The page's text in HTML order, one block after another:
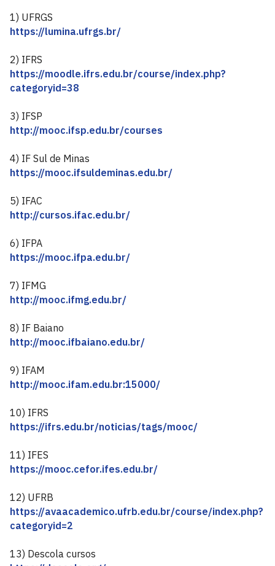
1) UFRGS
https://lumina.ufrgs.br/
2) IFRS
https://moodle.ifrs.edu.br/course/index.php?
categoryid=38
3) IFSP
http://mooc.ifsp.edu.br/courses
4) IF Sul de Minas
https://mooc.ifsuldeminas.edu.br/
5) IFAC
http://cursos.ifac.edu.br/
6) IFPA
https://mooc.ifpa.edu.br/
7) IFMG
http://mooc.ifmg.edu.br/
8) IF Baiano
http://mooc.ifbaiano.edu.br/
9) IFAM
http://mooc.ifam.edu.br:15000/
10) IFRS
https://ifrs.edu.br/noticias/tags/mooc/
11) IFES
https://mooc.cefor.ifes.edu.br/
12) UFRB
https://avaacademico.ufrb.edu.br/course/index.php?
categoryid=2
13) Descola cursos